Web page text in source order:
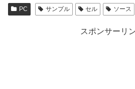
PC サンプル セル ソース
スポンサーリ